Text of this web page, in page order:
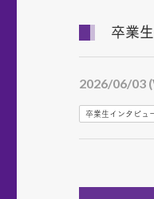
卒業
2026/06/03
卒業生インタビュ